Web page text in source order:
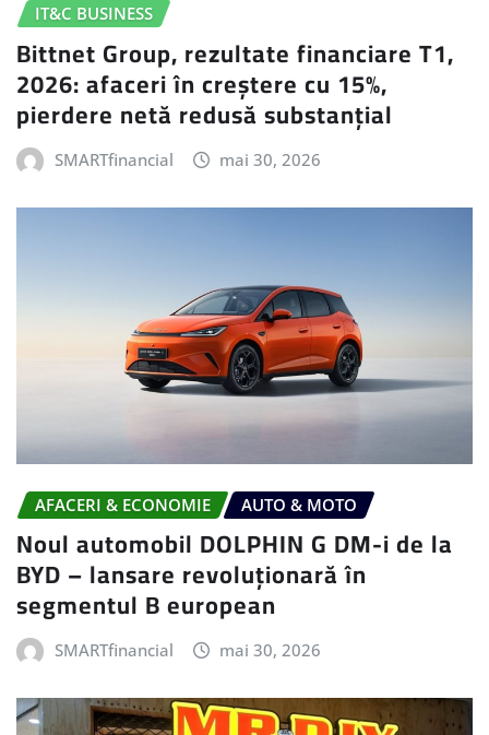
IT&C BUSINESS
Bittnet Group, rezultate financiare T1,
2026: afaceri în creștere cu 15%,
pierdere netă redusă substanțial
SMARTfinancial mai 30, 2026
AFACERI & ECONOMIE AUTO & MOTO
Noul automobil DOLPHIN G DM-i de la
BYD – lansare revoluționară în
segmentul B european
SMARTfinancial mai 30, 2026